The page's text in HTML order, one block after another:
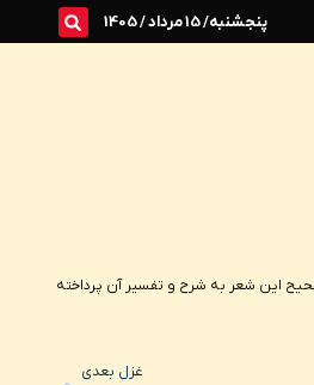
پنجشنبه/ 15 مرداد / 1405
صحیح این شعر به شرح و تفسیر آن پرداخته
غزل بعدیNext